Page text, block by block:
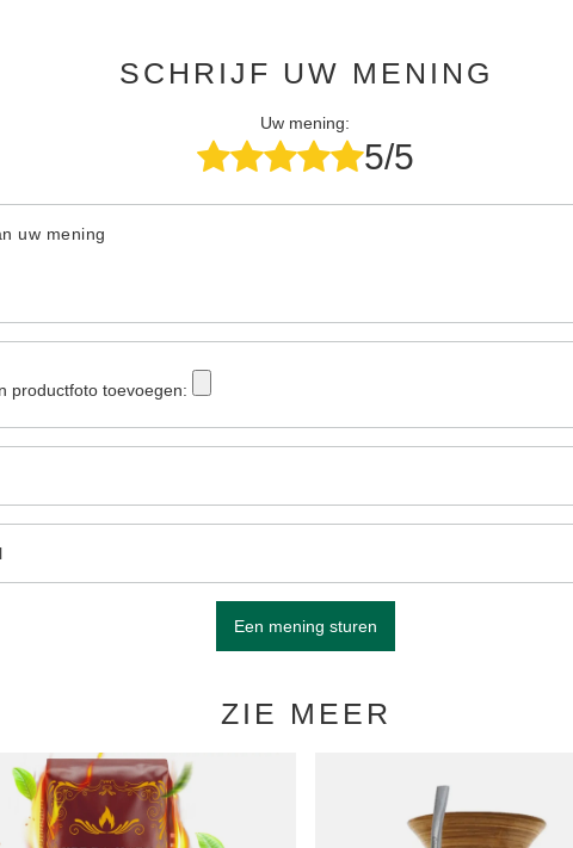
SCHRIJF UW MENING
Uw mening:
5/5
uw mening
productfoto toevoegen:
Een mening sturen
ZIE MEER